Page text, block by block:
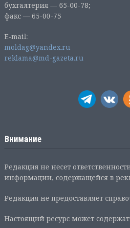
бухгалтерия — 65-00-78;
факс — 65-00-75
E-mail:
moldag@yandex.ru
reklama@md-gazeta.ru
Внимание
Редакция не несет
информации, содержащейся в
Редакция не предоставляет
Настоящий ресурс может